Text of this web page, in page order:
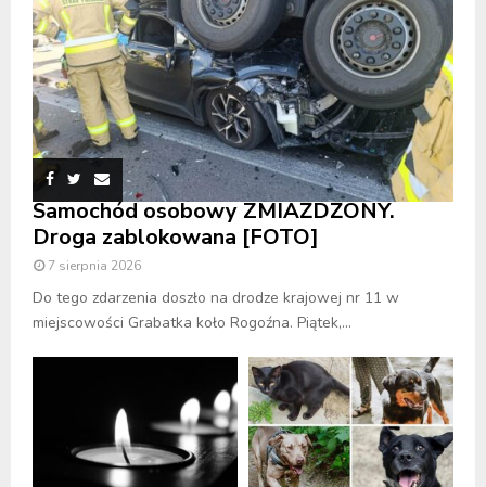
Samochód osobowy ZMIAŻDŻONY.
Droga zablokowana [FOTO]
7 sierpnia 2026
Do tego zdarzenia doszło na drodze krajowej nr 11 w
miejscowości Grabatka koło Rogoźna. Piątek,...